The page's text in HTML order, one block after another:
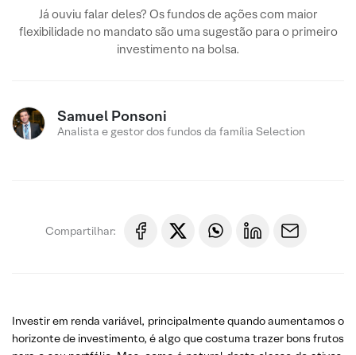
Já ouviu falar deles? Os fundos de ações com maior
flexibilidade no mandato são uma sugestão para o primeiro
investimento na bolsa.
Samuel Ponsoni
Analista e gestor dos fundos da família Selection
Compartilhar:
Investir em renda variável, principalmente quando aumentamos o
horizonte de investimento, é algo que costuma trazer bons frutos